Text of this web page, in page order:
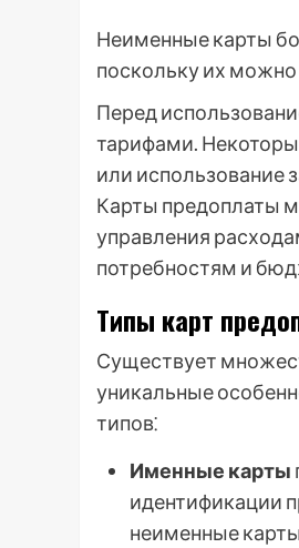
Неименные карты
поскольку их
Перед
тарифами.
или использование
Карты предоплаты
управления
потребностям и
Типы карт
Существует
уникальные
типов⁚
Именные карты
идентификации
неименные